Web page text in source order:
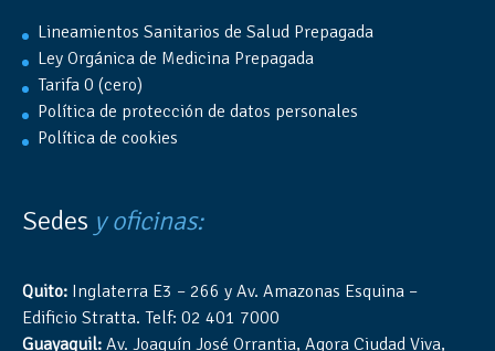
Lineamientos Sanitarios de Salud Prepagada
Ley Orgánica de Medicina Prepagada
Tarifa 0 (cero)
Política de protección de datos personales
Política de cookies
Sedes y oficinas:
Quito: Inglaterra E3 – 266 y Av. Amazonas Esquina –
Edificio Stratta. Telf: 02 401 7000
Guayaquil: Av. Joaquín José Orrantia, Agora Ciudad Viva,